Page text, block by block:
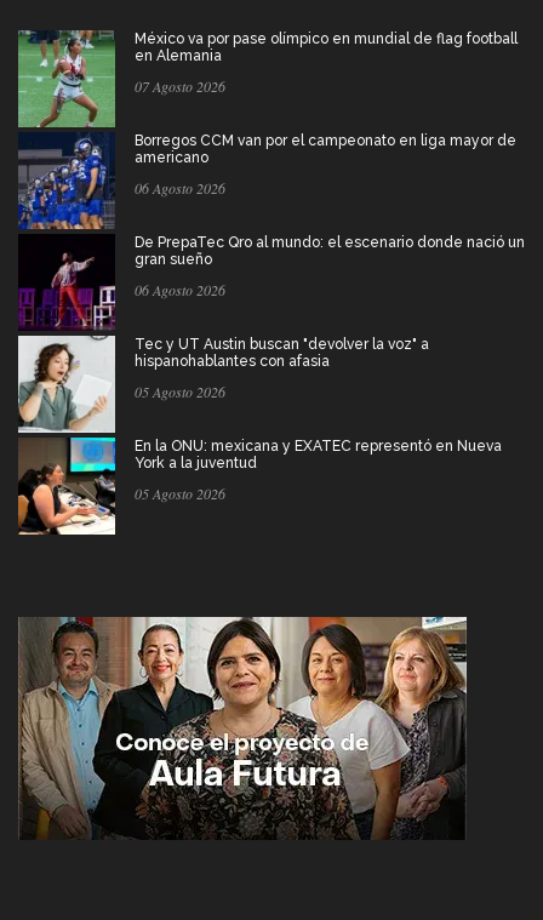
México va por pase olímpico en mundial de flag football
en Alemania
07 Agosto 2026
Borregos CCM van por el campeonato en liga mayor de
americano
06 Agosto 2026
De PrepaTec Qro al mundo: el escenario donde nació un
gran sueño
06 Agosto 2026
Tec y UT Austin buscan "devolver la voz" a
hispanohablantes con afasia
05 Agosto 2026
En la ONU: mexicana y EXATEC representó en Nueva
York a la juventud
05 Agosto 2026